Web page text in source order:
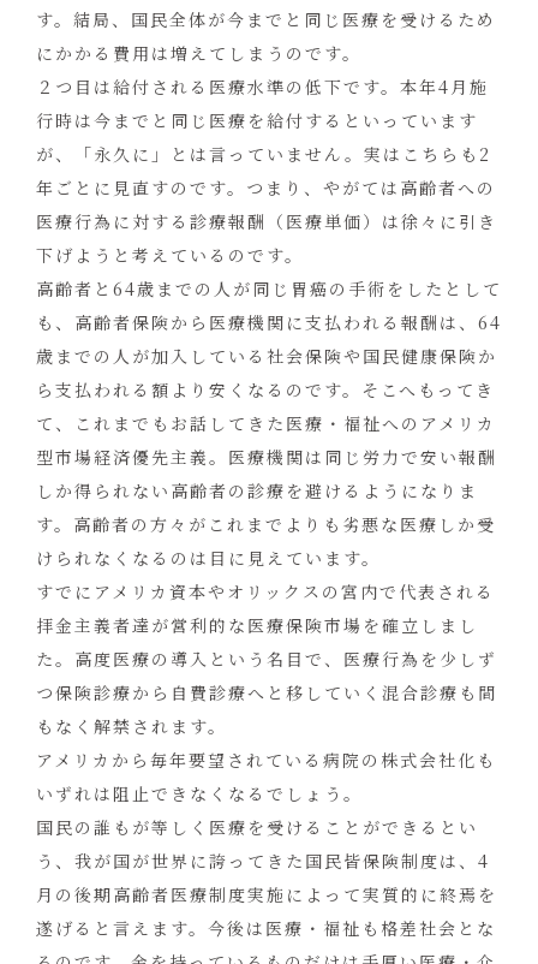
す。結局、国民全体が今までと同じ医療を受けるため
にかかる費用は増えてしまうのです。
２つ目は給付される医療水準の低下です。本年4月施
行時は今までと同じ医療を給付するといっています
が、「永久に」とは言っていません。実はこちらも2
年ごとに見直すのです。つまり、やがては高齢者への
医療行為に対する診療報酬（医療単価）は徐々に引き
下げようと考えているのです。
高齢者と64歳までの人が同じ胃癌の手術をしたとして
も、高齢者保険から医療機関に支払われる報酬は、64
歳までの人が加入している社会保険や国民健康保険か
ら支払われる額より安くなるのです。そこへもってき
て、これまでもお話してきた医療・福祉へのアメリカ
型市場経済優先主義。医療機関は同じ労力で安い報酬
しか得られない高齢者の診療を避けるようになりま
す。高齢者の方々がこれまでよりも劣悪な医療しか受
けられなくなるのは目に見えています。
すでにアメリカ資本やオリックスの宮内で代表される
拝金主義者達が営利的な医療保険市場を確立しまし
た。高度医療の導入という名目で、医療行為を少しず
つ保険診療から自費診療へと移していく混合診療も間
もなく解禁されます。
アメリカから毎年要望されている病院の株式会社化も
いずれは阻止できなくなるでしょう。
国民の誰もが等しく医療を受けることができるとい
う、我が国が世界に誇ってきた国民皆保険制度は、4
月の後期高齢者医療制度実施によって実質的に終焉を
遂げると言えます。今後は医療・福祉も格差社会とな